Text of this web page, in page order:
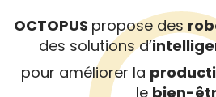
OCTOPUS propose des
des solutions d’
pour améliorer la
le bien-